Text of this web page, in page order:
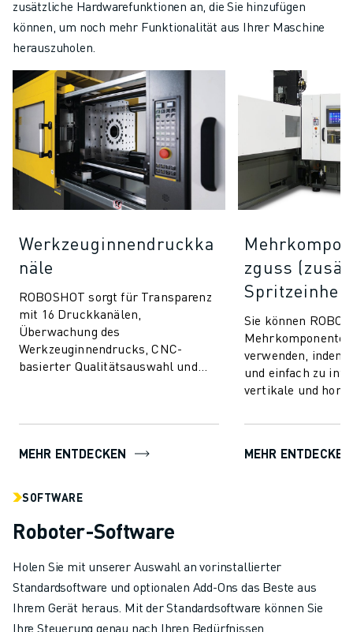
zusätzliche Hardwarefunktionen an, die Sie hinzufügen
können, um noch mehr Funktionalität aus Ihrer Maschine
herauszuholen.
Werkzeuginnendruckka
näle
ROBOSHOT sorgt für Transparenz
mit 16 Druckkanälen,
Überwachung des
Werkzeuginnendrucks, CNC-
basierter Qualitätsauswahl und
MEHR ENTDECKEN
zguss
Sie können
verwenden, indem
und einfach zu
vertikale und
fortschrittliche
MEHR ENTDECKEN
SOFTWARE
Roboter-Software
Holen Sie mit unserer Auswahl an vorinstallierter
Standardsoftware und optionalen Add-Ons das Beste aus
Ihrem Gerät heraus. Mit der Standardsoftware können Sie
Ihre Steuerung genau nach Ihren Bedürfnissen